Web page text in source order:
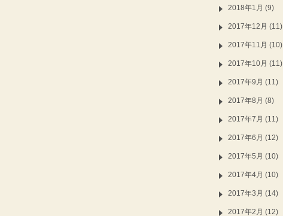
2018年1月 (9)
2017年12月 (11)
2017年11月 (10)
2017年10月 (11)
2017年9月 (11)
2017年8月 (8)
2017年7月 (11)
2017年6月 (12)
2017年5月 (10)
2017年4月 (10)
2017年3月 (14)
2017年2月 (12)